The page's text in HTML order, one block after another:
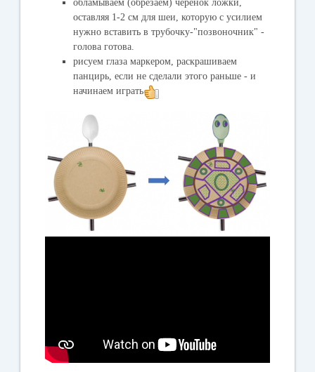
обламываем (обрезаем) черенок ложки,
оставляя 1-2 см для шеи, которую с усилием
нужно вставить в трубочку-"позвоночник" -
голова готова.
рисуем глаза маркером, раскрашиваем
панцирь, если не сделали этого раньше - и
начинаем играть